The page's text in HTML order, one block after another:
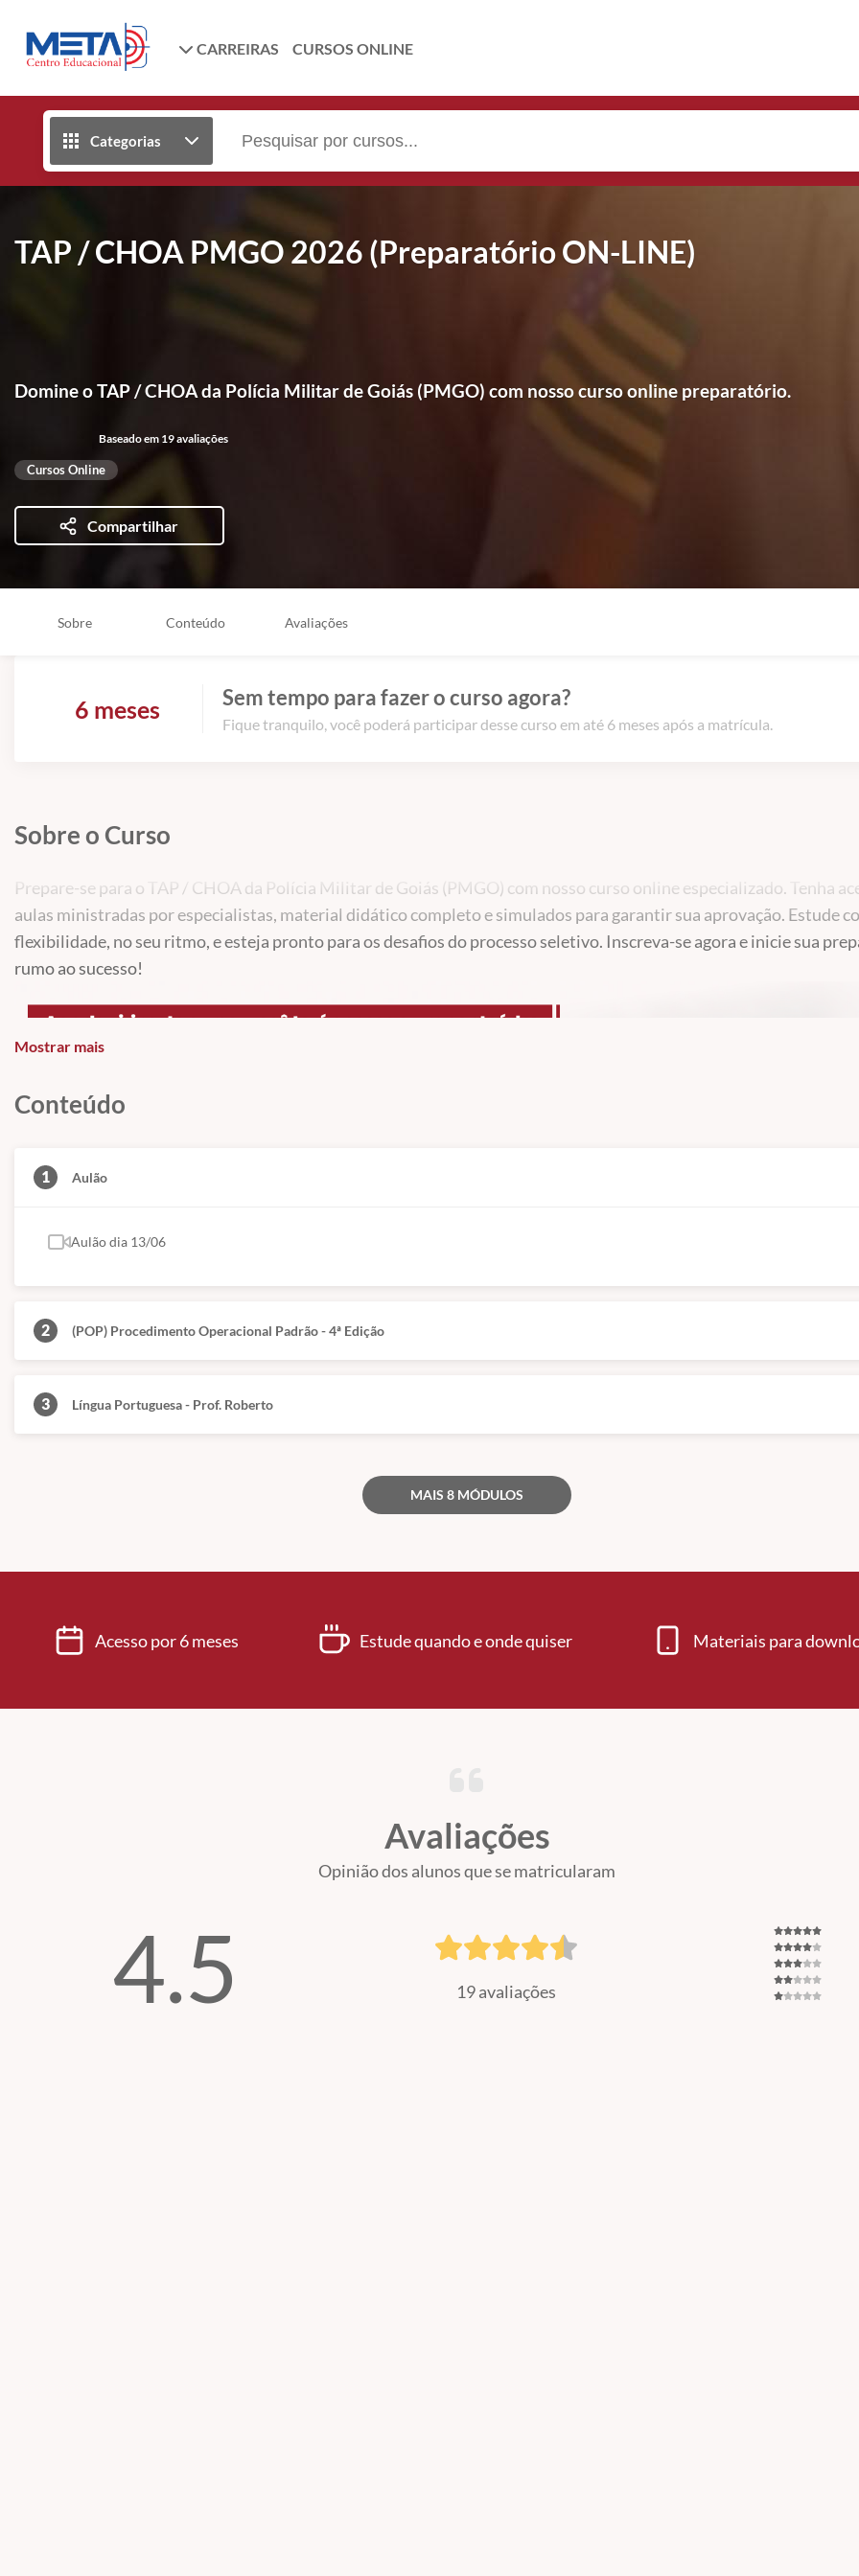
CARREIRAS CURSOS ONLINE
Categorias
TAP / CHOA PMGO 2026 (Preparatório ON-LINE)
Domine o TAP / CHOA da Polícia Militar de Goiás (PMGO) com nosso curso online preparatório.
Baseado em 19 avaliações
Cursos Online
Compartilhar
Sobre Conteúdo Avaliações
6 meses Sem tempo para fazer o curso agora?
Fique tranquilo, você poderá participar desse curso em até 6 meses após a matrícula.
Sobre o Curso
Prepare-se para o TAP / CHOA da Polícia Militar de Goiás (PMGO) com nosso curso online especializado. Tenha
aulas ministradas por especialistas, material didático completo e simulados para garantir sua aprovação. Estude
flexibilidade, no seu ritmo, e esteja pronto para os desafios do processo seletivo. Inscreva-se agora e inicie sua
rumo ao sucesso!
Mostrar mais
Conteúdo
1 Aulão
Aulão dia 13/06
2 (POP) Procedimento Operacional Padrão - 4ª Edição
3 Língua Portuguesa - Prof. Roberto
MAIS 8 MÓDULOS
Acesso por 6 meses Estude quando e onde quiser Materiais para
Avaliações
Opinião dos alunos que se matricularam
4.5 19 avaliações